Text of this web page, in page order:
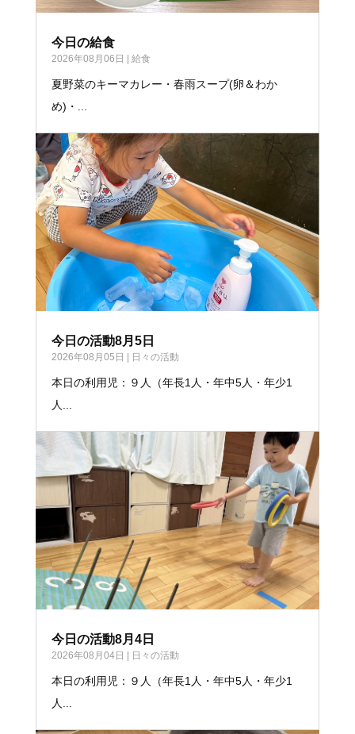
今日の給食
2026年08月06日 給食
夏野菜のキーマカレー・春雨スープ(卵＆わか
め)・...
今日の活動8月5日
2026年08月05日 日々の活動
本日の利用児：９人（年長1人・年中5人・年少1
人...
今日の活動8月4日
2026年08月04日 日々の活動
本日の利用児：９人（年長1人・年中5人・年少1
人...